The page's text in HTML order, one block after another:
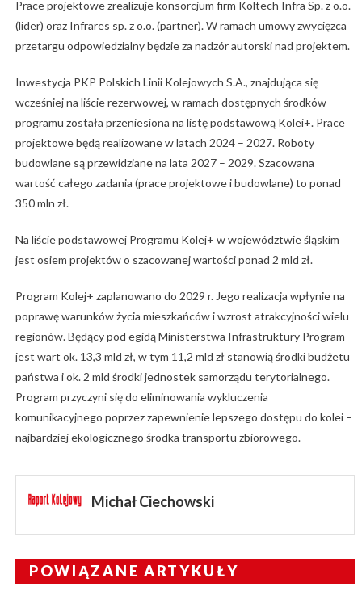
Prace projektowe zrealizuje konsorcjum firm Koltech Infra Sp. z o.o.
(lider) oraz Infrares sp. z o.o. (partner). W ramach umowy zwycięzca
przetargu odpowiedzialny będzie za nadzór autorski nad projektem.
Inwestycja PKP Polskich Linii Kolejowych S.A., znajdująca się
wcześniej na liście rezerwowej, w ramach dostępnych środków
programu została przeniesiona na listę podstawową Kolei+. Prace
projektowe będą realizowane w latach 2024 – 2027. Roboty
budowlane są przewidziane na lata 2027 – 2029. Szacowana
wartość całego zadania (prace projektowe i budowlane) to ponad
350 mln zł.
Na liście podstawowej Programu Kolej+ w województwie śląskim
jest osiem projektów o szacowanej wartości ponad 2 mld zł.
Program Kolej+ zaplanowano do 2029 r. Jego realizacja wpłynie na
poprawę warunków życia mieszkańców i wzrost atrakcyjności wielu
regionów. Będący pod egidą Ministerstwa Infrastruktury Program
jest wart ok. 13,3 mld zł, w tym 11,2 mld zł stanowią środki budżetu
państwa i ok. 2 mld środki jednostek samorządu terytorialnego.
Program przyczyni się do eliminowania wykluczenia
komunikacyjnego poprzez zapewnienie lepszego dostępu do kolei –
najbardziej ekologicznego środka transportu zbiorowego.
Michał Ciechowski
POWIĄZANE ARTYKUŁY